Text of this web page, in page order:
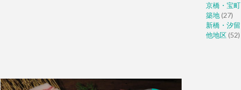
京橋・宝町
築地(27)
新橋・汐留
他地区(52)